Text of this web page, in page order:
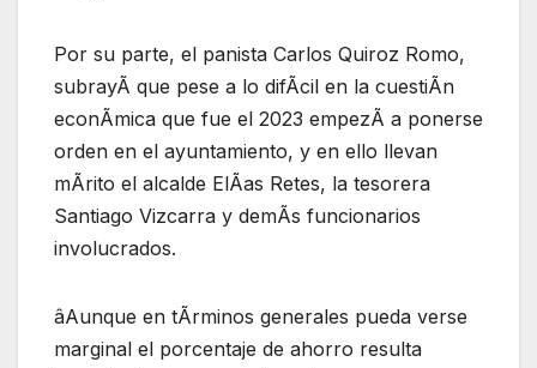
Por su parte, el panista Carlos Quiroz Romo,
subrayÃ que pese a lo difÃcil en la cuestiÃn
econÃmica que fue el 2023 empezÃ a ponerse
orden en el ayuntamiento, y en ello llevan
mÃrito el alcalde ElÃas Retes, la tesorera
Santiago Vizcarra y demÃs funcionarios
involucrados.
âAunque en tÃrminos generales pueda verse
marginal el porcentaje de ahorro resulta